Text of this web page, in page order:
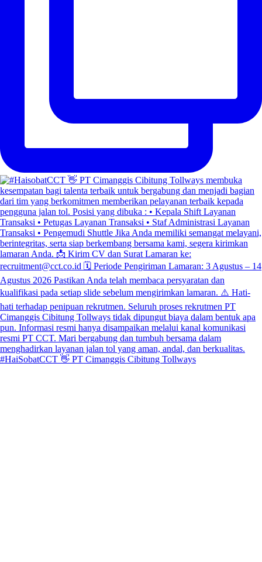
#HaiSobatCCT 👋 PT Cimanggis Cibitung Tollways